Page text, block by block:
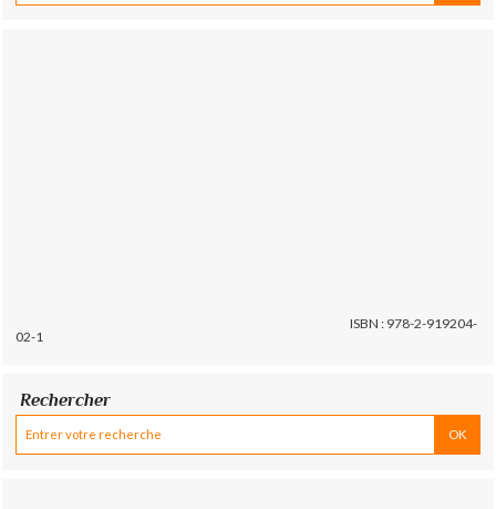
ISBN : 978-2-919204-
02-1
Rechercher